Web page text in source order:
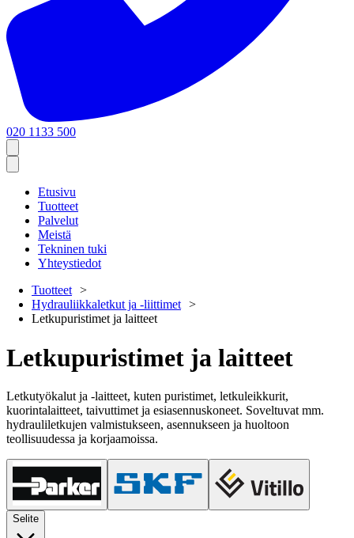
020 1133 500
Etusivu
Tuotteet
Palvelut
Meistä
Tekninen tuki
Yhteystiedot
Tuotteet
Hydrauliikkaletkut ja -liittimet
Letkupuristimet ja laitteet
Letkupuristimet ja laitteet
Letkutyökalut ja -laitteet, kuten puristimet, letkuleikkurit,
kuorintalaitteet, taivuttimet ja esiasennuskoneet. Soveltuvat mm.
hydrauliletkujen valmistukseen, asennukseen ja huoltoon
teollisuudessa ja korjaamoissa.
Selite